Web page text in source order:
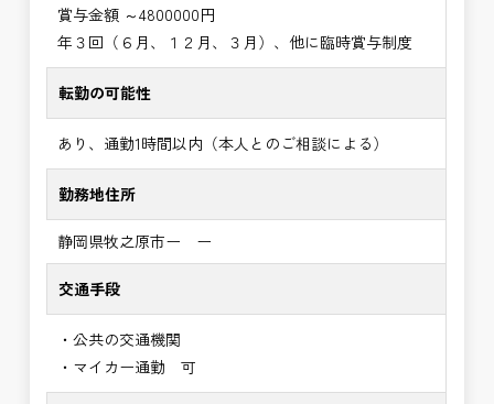
賞与金額 ～4800000円
年３回（６月、１２月、３月）、他に臨時賞与制度
転勤の可能性
あり、通勤1時間以内（本人とのご相談による）
勤務地住所
静岡県牧之原市ー ー
交通手段
・公共の交通機関
・マイカー通勤 可